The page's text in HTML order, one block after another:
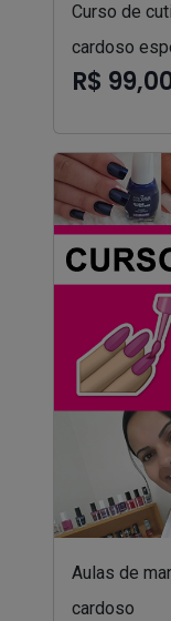
Curso de
cardoso
R$
Aulas de
cardoso